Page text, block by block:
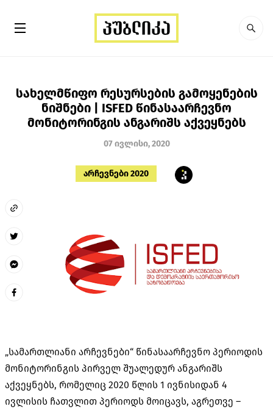
სახელმწიფო რესურსების გამოყენების
ნიშნები | ISFED წინასაარჩევნო
მონიტორინგის ანგარიშს აქვეყნებს
07 ივლისი, 2020
არჩევნები 2020
„სამართლიანი არჩევნები“ წინასაარჩევნო პერიოდის
მონიტორინგის პირველ შუალედურ ანგარიშს
აქვეყნებს, რომელიც 2020 წლის 1 ივნისიდან 4
ივლისის ჩათვლით პერიოდს მოიცავს, აგრეთვე –